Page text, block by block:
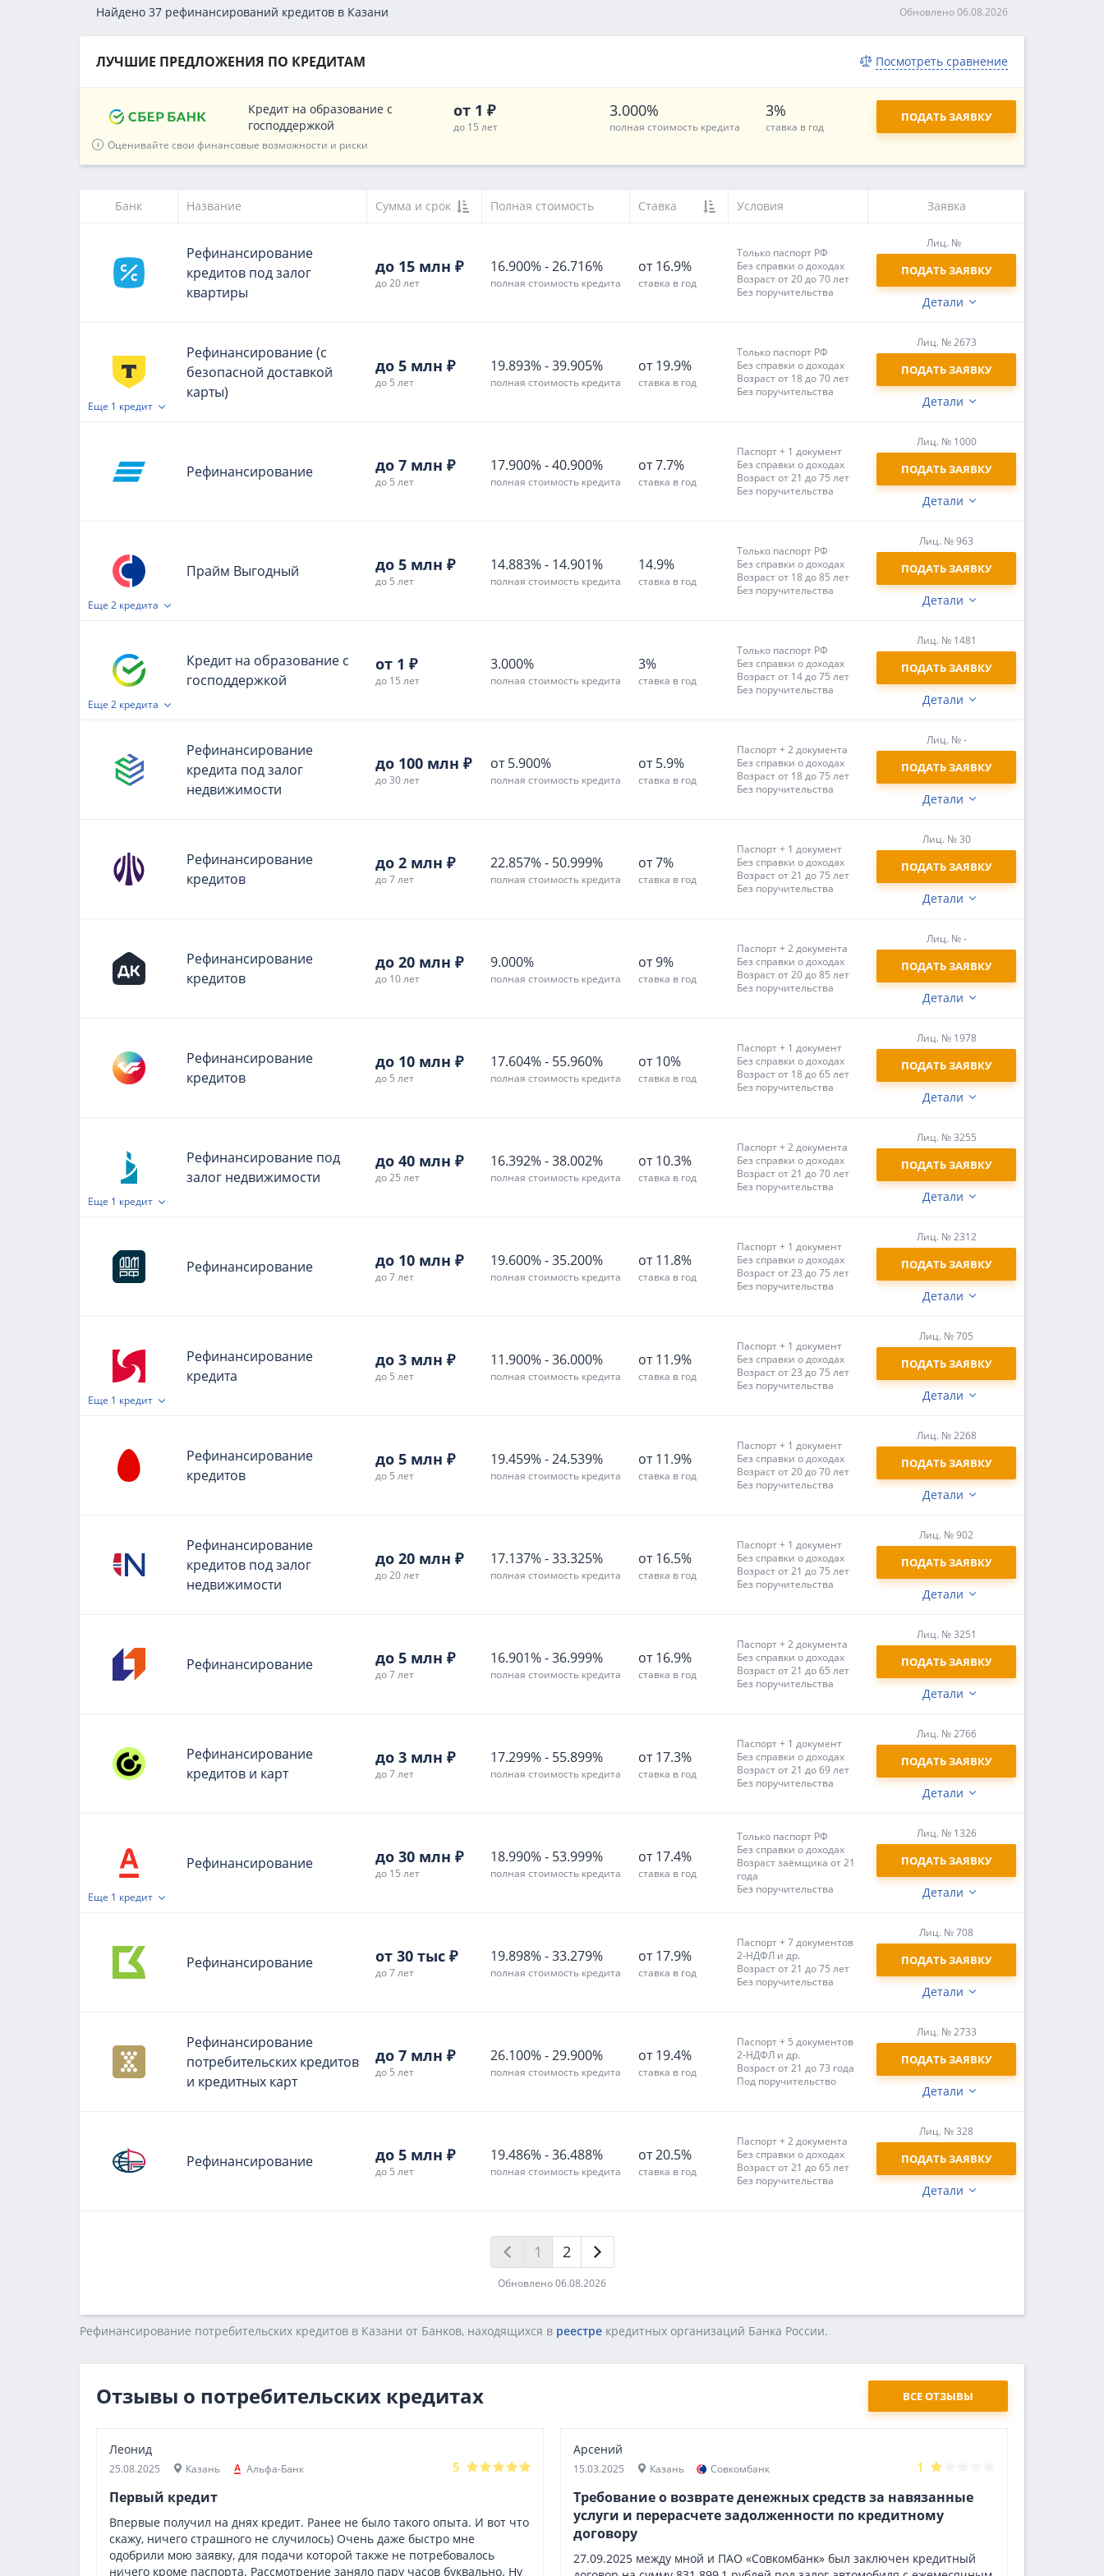
Найдено 37 рефинансирований кредитов в Казани Обновлено 06.08.2026
ЛУЧШИЕ ПРЕДЛОЖЕНИЯ ПО КРЕДИТАМ Посмотреть сравнение
Кредит на образование с
господдержкой
от 1 ₽
до 15 лет
3.000%
полная стоимость кредита
3%
ставка в год
ПОДАТЬ ЗАЯВКУ
Оценивайте свои финансовые возможности и риски
Банк Название Сумма и срок Полная стоимость Ставка Условия Заявка
Рефинансирование
кредитов под залог
квартиры
до 15 млн ₽
до 20 лет
16.900%-26.716%
полная стоимость кредита
от 16.9%
ставка в год
Только паспорт РФ
Без справки о доходах
Возраст от 20 до 70 лет
Без поручительства
Детали
Лиц. №
ПОДАТЬ ЗАЯВКУ
Рефинансирование (с
безопасной доставкой
карты)
до 5 млн ₽
до 5 лет
19.893%-39.905%
полная стоимость кредита
от 19.9%
ставка в год
Только паспорт РФ
Без справки о доходах
Возраст от 18 до 70 лет
Без поручительства
Детали
Лиц. № 2673
ПОДАТЬ ЗАЯВКУ
Еще 1 кредит
Рефинансирование до 7 млн ₽
до 5 лет
17.900%-40.900%
полная стоимость кредита
от 7.7%
ставка в год
Паспорт + 1 документ
Без справки о доходах
Возраст от 21 до 75 лет
Без поручительства
Детали
Лиц. № 1000
ПОДАТЬ ЗАЯВКУ
Прайм Выгодный до 5 млн ₽
до 5 лет
14.883%- 14.901%
полная стоимость кредита
14.9%
ставка в год
Только паспорт РФ
Без справки о доходах
Возраст от 18 до 85 лет
Без поручительства
Детали
Лиц. № 963
ПОДАТЬ ЗАЯВКУ
Еще 2 кредита
Кредит на образование с
господдержкой
от 1 ₽
до 15 лет
3.000%
полная стоимость кредита
3%
ставка в год
Только паспорт РФ
Без справки о доходах
Возраст от 14 до 75 лет
Без поручительства
Детали
Лиц. № 1481
ПОДАТЬ ЗАЯВКУ
Еще 2 кредита
Рефинансирование
кредита под залог
недвижимости
до 100 млн ₽
до 30 лет
от 5.900%
полная стоимость кредита
от 5.9%
ставка в год
Паспорт + 2 документа
Без справки о доходах
Возраст от 18 до 75 лет
Без поручительства
Детали
Лиц. № -
ПОДАТЬ ЗАЯВКУ
Рефинансирование
кредитов
до 2 млн ₽
до 7 лет
22.857%- 50.999%
полная стоимость кредита
от 7%
ставка в год
Паспорт + 1 документ
Без справки о доходах
Возраст от 21 до 75 лет
Без поручительства
Детали
Лиц. № 30
ПОДАТЬ ЗАЯВКУ
Рефинансирование
кредитов
до 20 млн ₽
до 10 лет
9.000%
полная стоимость кредита
от 9%
ставка в год
Паспорт + 2 документа
Без справки о доходах
Возраст от 20 до 85 лет
Без поручительства
Детали
Лиц. № -
ПОДАТЬ ЗАЯВКУ
Рефинансирование
кредитов
до 10 млн ₽
до 5 лет
17.604%- 55.960%
полная стоимость кредита
от 10%
ставка в год
Паспорт + 1 документ
Без справки о доходах
Возраст от 18 до 65 лет
Без поручительства
Детали
Лиц. № 1978
ПОДАТЬ ЗАЯВКУ
Рефинансирование под
залог недвижимости
до 40 млн ₽
до 25 лет
16.392%-38.002%
полная стоимость кредита
от 10.3%
ставка в год
Паспорт + 2 документа
Без справки о доходах
Возраст от 21 до 70 лет
Без поручительства
Детали
Лиц. № 3255
ПОДАТЬ ЗАЯВКУ
Еще 1 кредит
Рефинансирование до 10 млн ₽
до 7 лет
19.600%-35.200%
полная стоимость кредита
от 11.8%
ставка в год
Паспорт + 1 документ
Без справки о доходах
Возраст от 23 до 75 лет
Без поручительства
Детали
Лиц. № 2312
ПОДАТЬ ЗАЯВКУ
Рефинансирование
кредита
до 3 млн ₽
до 5 лет
11.900%-36.000%
полная стоимость кредита
от 11.9%
ставка в год
Паспорт + 1 документ
Без справки о доходах
Возраст от 23 до 75 лет
Без поручительства
Детали
Лиц. № 705
ПОДАТЬ ЗАЯВКУ
Еще 1 кредит
Рефинансирование
кредитов
до 5 млн ₽
до 5 лет
19.459%-24.539%
полная стоимость кредита
от 11.9%
ставка в год
Паспорт + 1 документ
Без справки о доходах
Возраст от 20 до 70 лет
Без поручительства
Детали
Лиц. № 2268
ПОДАТЬ ЗАЯВКУ
Рефинансирование
кредитов под залог
недвижимости
до 20 млн ₽
до 20 лет
17.137%-33.325%
полная стоимость кредита
от 16.5%
ставка в год
Паспорт + 1 документ
Без справки о доходах
Возраст от 21 до 75 лет
Без поручительства
Детали
Лиц. № 902
ПОДАТЬ ЗАЯВКУ
Рефинансирование до 5 млн ₽
до 7 лет
16.901%-36.999%
полная стоимость кредита
от 16.9%
ставка в год
Паспорт + 2 документа
Без справки о доходах
Возраст от 21 до 65 лет
Без поручительства
Детали
Лиц. № 3251
ПОДАТЬ ЗАЯВКУ
Рефинансирование
кредитов и карт
до 3 млн ₽
до 7 лет
17.299%- 55.899%
полная стоимость кредита
от 17.3%
ставка в год
Паспорт + 1 документ
Без справки о доходах
Возраст от 21 до 69 лет
Без поручительства
Детали
Лиц. № 2766
ПОДАТЬ ЗАЯВКУ
Рефинансирование до 30 млн ₽
до 15 лет
18.990%- 53.999%
полная стоимость кредита
от 17.4%
ставка в год
Только паспорт РФ
Без справки о доходах
Возраст заёмщика от 21
года
Без поручительства
Детали
Лиц. № 1326
ПОДАТЬ ЗАЯВКУ
Еще 1 кредит
Рефинансирование от 30 тыс ₽
до 7 лет
19.898%-33.279%
полная стоимость кредита
от 17.9%
ставка в год
Паспорт + 7 документов
2-НДФЛ и др.
Возраст от 21 до 75 лет
Без поручительства
Детали
Лиц. № 708
ПОДАТЬ ЗАЯВКУ
Рефинансирование
потребительских кредитов
и кредитных карт
до 7 млн ₽
до 5 лет
26.100%-29.900%
полная стоимость кредита
от 19.4%
ставка в год
Паспорт + 5 документов
2-НДФЛ и др.
Возраст от 21 до 73 года
Под поручительство
Детали
Лиц. № 2733
ПОДАТЬ ЗАЯВКУ
Рефинансирование до 5 млн ₽
до 5 лет
19.486%-36.488%
полная стоимость кредита
от 20.5%
ставка в год
Паспорт + 2 документа
Без справки о доходах
Возраст от 21 до 65 лет
Без поручительства
Детали
Лиц. № 328
ПОДАТЬ ЗАЯВКУ
1 2
Обновлено 06.08.2026
Рефинансирование потребительских кредитов в Казани от Банков, находящихся в реестре кредитных opгaнизaций Бaнкa Poccии.
Отзывы о потребительских кредитах ВСЕ ОТЗЫВЫ
Альфа-Банк 5
Леонид
25.08.2025 Казань
Первый кредит
Впервые получил на днях кредит. Ранее не было такого опыта. И вот что
скажу, ничего страшного не случилось) Очень даже быстро мне
одобрили мою заявку, для подачи которой также не потребовалось
ничего кроме паспорта. Рассмотрение заняло пару часов буквально. Ну
Совкомбанк 1
Арсений
15.03.2025 Казань
Требование о возврате денежных средств за навязанные
услуги и перерасчете задолженности по кредитному
договору
27.09.2025 между мной и ПАО «Совкомбанк» был заключен кредитный